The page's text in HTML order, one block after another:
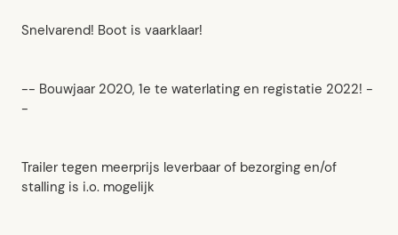
Snelvarend! Boot is vaarklaar!
-- Bouwjaar 2020, 1e te waterlating en registatie 2022! -
-
Trailer tegen meerprijs leverbaar of bezorging en/of
stalling is i.o. mogelijk